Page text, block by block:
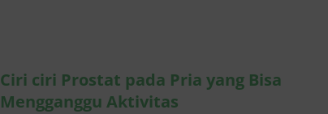
Ciri ciri Prostat pada Pria yang Bisa
Mengganggu Aktivitas